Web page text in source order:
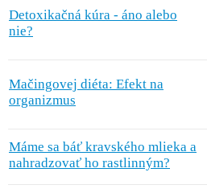
Detoxikačná kúra - áno alebo
nie?
Mačingovej diéta: Efekt na
organizmus
Máme sa báť kravského mlieka a
nahradzovať ho rastlinným?